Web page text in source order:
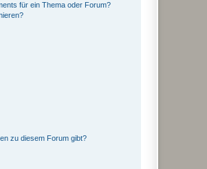
für ein Thema oder Forum?
zu diesem Forum gibt?